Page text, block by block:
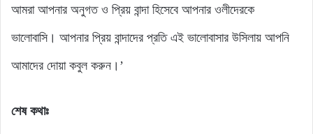
আমরা আপনার অনুগত ও প্রিয় বান্দা হিসেবে আপনার ওলীদেরকে
ভালোবাসি। আপনার প্রিয় বান্দাদের প্রতি এই ভালোবাসার উসিলায় আপনি
আমাদের দোয়া কবুল করুন।’
শেষ কথাঃ